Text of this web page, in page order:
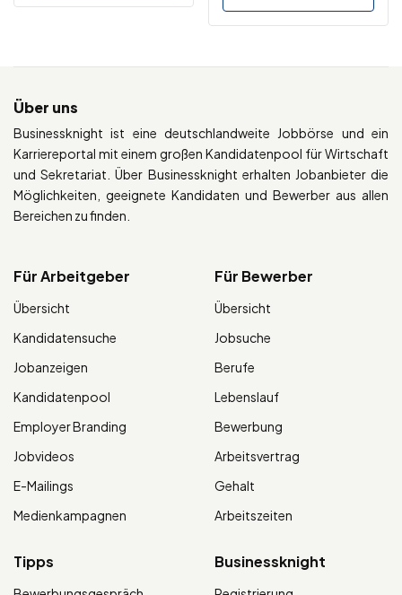
Über uns
Businessknight ist eine deutschlandweite Jobbörse und ein
Karriereportal mit einem großen Kandidatenpool für Wirtschaft
und Sekretariat. Über Businessknight erhalten Jobanbieter die
Möglichkeiten, geeignete Kandidaten und Bewerber aus allen
Bereichen zu finden.
Für Arbeitgeber
Übersicht
Kandidatensuche
Jobanzeigen
Kandidatenpool
Employer Branding
Jobvideos
E-Mailings
Medienkampagnen
Für Bewerber
Übersicht
Jobsuche
Berufe
Lebenslauf
Bewerbung
Arbeitsvertrag
Gehalt
Arbeitszeiten
Tipps Businessknight